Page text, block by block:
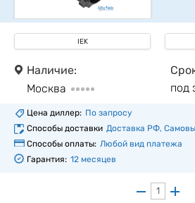
IEK
Наличие:
Москва
под
Цена диллер: По запросу
Способы доставки Доставка РФ,
Способы оплаты: Любой вид платежа
Гарантия: 12 месяцев